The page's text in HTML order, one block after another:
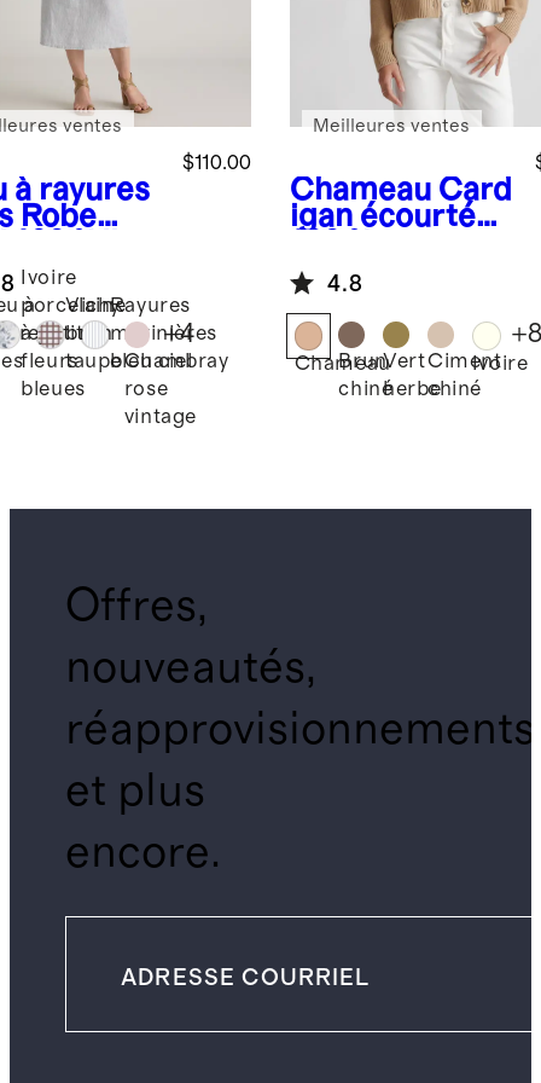
à rayures
Robe
à
$110.00
ventes
à
Ivoire
porcelaine
à petites
fleurs
bleues
Vichy
brun
taupe
Rayures
marinières
bleu ciel
Chambray
rose
vintage
+4
Chameau Card
igan écourté
biologique
Meilleures ventes
4.8
Chameau
Brun
chiné
Vert
herbe
Ciment
chiné
Ivoire
+
Offres,
nouveautés,
réapprovisionnements
et plus
encore.